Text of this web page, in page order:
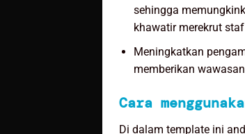
sehingga
khawatir merekrut
Meningkatkan
memberikan
Cara
Di dalam template ini